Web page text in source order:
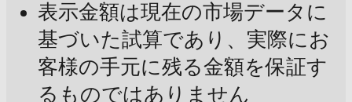
表示金額は現在の市場データに
基づいた試算であり、実際にお
客様の手元に残る金額を保証す
るものではありません